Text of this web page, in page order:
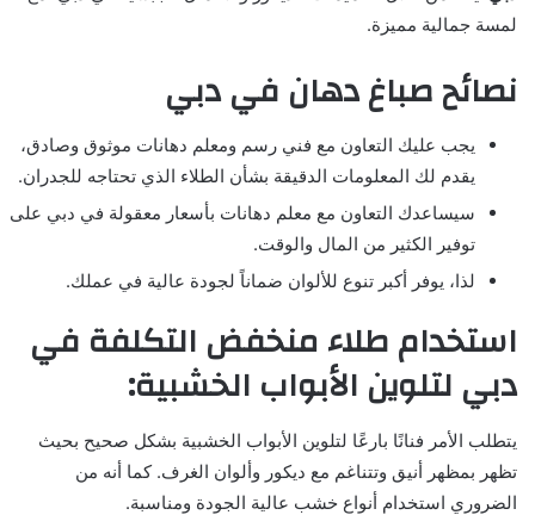
لمسة جمالية مميزة.
نصائح صباغ دهان في دبي
يجب عليك التعاون مع فني رسم ومعلم دهانات موثوق وصادق،
يقدم لك المعلومات الدقيقة بشأن الطلاء الذي تحتاجه للجدران.
سيساعدك التعاون مع معلم دهانات بأسعار معقولة في دبي على
توفير الكثير من المال والوقت.
لذا، يوفر أكبر تنوع للألوان ضماناً لجودة عالية في عملك.
استخدام طلاء منخفض التكلفة في
دبي لتلوين الأبواب الخشبية:
يتطلب الأمر فنانًا بارعًا لتلوين الأبواب الخشبية بشكل صحيح بحيث
تظهر بمظهر أنيق وتتناغم مع ديكور وألوان الغرف. كما أنه من
الضروري استخدام أنواع خشب عالية الجودة ومناسبة.